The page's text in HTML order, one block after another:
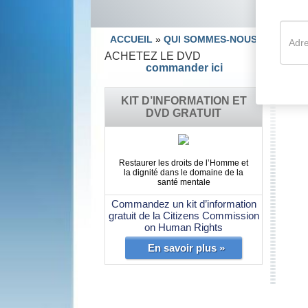
ACCUEIL » QUI SOMMES-NOUS ?
ACHETEZ LE DVD
commander ici
KIT D’INFORMATION ET
DVD GRATUIT
Restaurer les droits de l’Homme et
la dignité dans le domaine de la
santé mentale
Commandez un kit d’information
gratuit de la Citizens Commission
on Human Rights
En savoir plus »